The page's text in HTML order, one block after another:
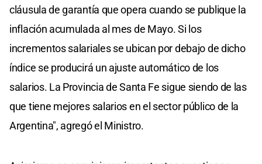
cláusula de garantía que opera cuando se publique la
inflación acumulada al mes de Mayo. Si los
incrementos salariales se ubican por debajo de dicho
índice se producirá un ajuste automático de los
salarios. La Provincia de Santa Fe sigue siendo de las
que tiene mejores salarios en el sector público de la
Argentina", agregó el Ministro.